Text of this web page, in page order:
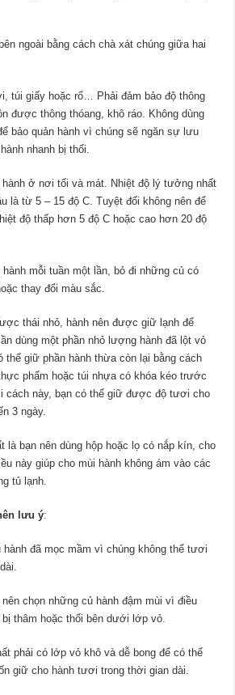
ngoài bằng cách chà xát chúng giữa hai
túi giấy hoặc rổ… Phải đảm bảo độ thông
được thông thóang, khô ráo. Không dùng
bảo quản hành vì chúng sẽ ngăn sự lưu
nhanh bị thối.
ở nơi tối và mát. Nhiệt độ lý tưởng nhất
là từ 5 – 15 độ C. Tuyệt đối không nên để
độ thấp hơn 5 độ C hoặc cao hơn 20 độ
mỗi tuần một lần, bỏ đi những củ có
thay đổi màu sắc.
thái nhỏ, hành nên được giữ lạnh để
dùng một phần nhỏ lượng hành đã lột vỏ
thể giữ phần hành thừa còn lại bằng cách
phẩm hoặc túi nhựa có khóa kéo trước
cách này, bạn có thể giữ được độ tươi cho
3 ngày.
là bạn nên dùng hộp hoặc lọ có nắp kín, cho
này giúp cho mùi hành không ám vào các
tủ lạnh.
lưu ý:
hành đã mọc mầm vì chúng không thể tươi
chọn những củ hành đậm mùi vì điều
thâm hoặc thối bên dưới lớp vỏ.
phải có lớp vỏ khô và dễ bong để có thể
giữ cho hành tươi trong thời gian dài.